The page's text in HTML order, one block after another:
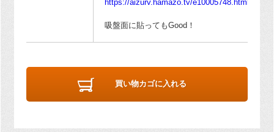
https://aizurv.hamazo.tv/e10005748.html
吸盤面に貼ってもGood！
買い物カゴに入れる